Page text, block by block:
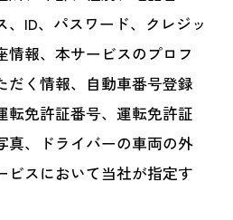
ID、パスワード、クレジッ
情報、本サービスのプロフ
だく情報、自動車番号登録
転免許証番号、運転免許証
真、ドライバーの車両の外
ビスにおいて当社が指定す